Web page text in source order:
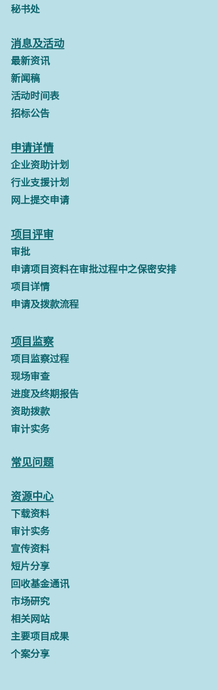
秘书处
消息及活动
最新资讯
新闻稿
活动时间表
招标公告
申请详情
企业资助计划
行业支援计划
网上提交申请
项目评审
审批
申请项目资料在审批过程中之保密安排
项目详情
申请及拨款流程
项目监察
项目监察过程
现场审查
进度及终期报告
资助拨款
审计实务
常见问题
资源中心
下载资料
审计实务
宣传资料
短片分享
回收基金通讯
市场研究
相关网站
主要项目成果
个案分享